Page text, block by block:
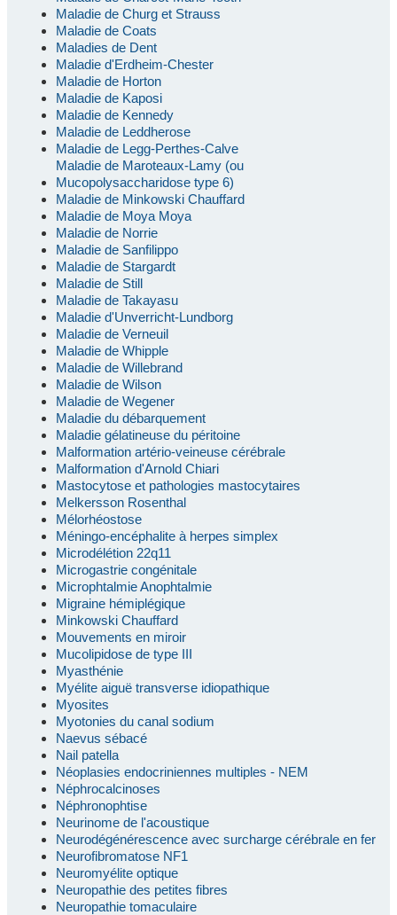
Maladie de Churg et Strauss
Maladie de Coats
Maladies de Dent
Maladie d'Erdheim-Chester
Maladie de Horton
Maladie de Kaposi
Maladie de Kennedy
Maladie de Leddherose
Maladie de Legg-Perthes-Calve
Maladie de Maroteaux-Lamy (ou
Mucopolysaccharidose type 6)
Maladie de Minkowski Chauffard
Maladie de Moya Moya
Maladie de Norrie
Maladie de Sanfilippo
Maladie de Stargardt
Maladie de Still
Maladie de Takayasu
Maladie d'Unverricht-Lundborg
Maladie de Verneuil
Maladie de Whipple
Maladie de Willebrand
Maladie de Wilson
Maladie de Wegener
Maladie du débarquement
Maladie gélatineuse du péritoine
Malformation artério-veineuse cérébrale
Malformation d'Arnold Chiari
Mastocytose et pathologies mastocytaires
Melkersson Rosenthal
Mélorhéostose
Méningo-encéphalite à herpes simplex
Microdélétion 22q11
Microgastrie congénitale
Microphtalmie Anophtalmie
Migraine hémiplégique
Minkowski Chauffard
Mouvements en miroir
Mucolipidose de type III
Myasthénie
Myélite aiguë transverse idiopathique
Myosites
Myotonies du canal sodium
Naevus sébacé
Nail patella
Néoplasies endocriniennes multiples - NEM
Néphrocalcinoses
Néphronophtise
Neurinome de l'acoustique
Neurodégénérescence avec surcharge cérébrale en fer
Neurofibromatose NF1
Neuromyélite optique
Neuropathie des petites fibres
Neuropathie tomaculaire